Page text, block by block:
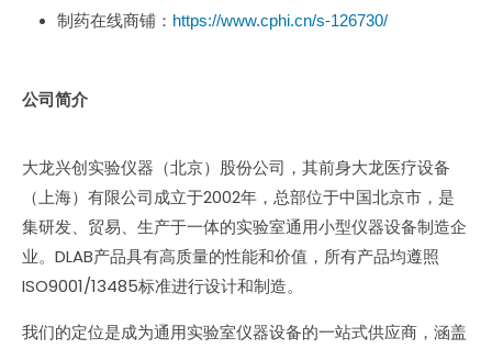
制药在线商铺： https://www.cphi.cn/s-126730/
公司简介
大龙兴创实验仪器（北京）股份公司，其前身大龙医疗设备
（上海）有限公司成立于2002年，总部位于中国北京市，是
集研发、贸易、生产于一体的实验室通用小型仪器设备制造企
业。DLAB产品具有高质量的性能和价值，所有产品均遵照
ISO9001/13485标准进行设计和制造。
我们的定位是成为通用实验室仪器设备的一站式供应商，涵盖